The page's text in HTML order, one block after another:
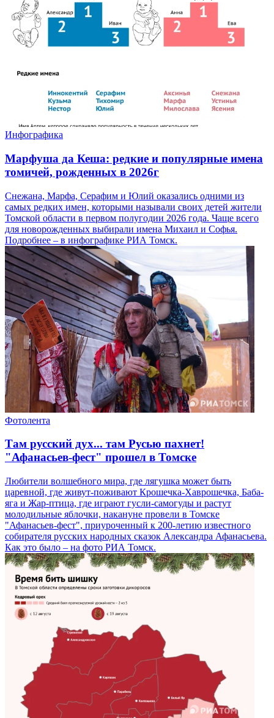
Инфографика
Марфуша да Кеша: редкие и популярные имена
томичей, рожденных в 2026г
Снежана, Марфа, Серафим и Юлий оказались одними из
самых редких имен, которыми называли своих детей жители
Томской области в первом полугодии 2026 года. Чаще всего
для новорожденных выбирали имена Михаил и Софья.
Подробнее – в инфографике РИА Томск.
Фотолента
Там русский дух... там Русью пахнет!
"Афанасьев-фест" прошел в Томске
Любители волшебного мира, где лягушка может быть
царевной, где живут-поживают Крошечка-Хаврошечка, Баба-
яга и Жар-птица, где играют гусли-самогуды и растут
молодильные яблочки, накануне провели в Томске
"Афанасьев-фест", приуроченный к 200-летию известного
собирателя русских народных сказок Александра Афанасьева.
Как это было – на фото РИА Томск.